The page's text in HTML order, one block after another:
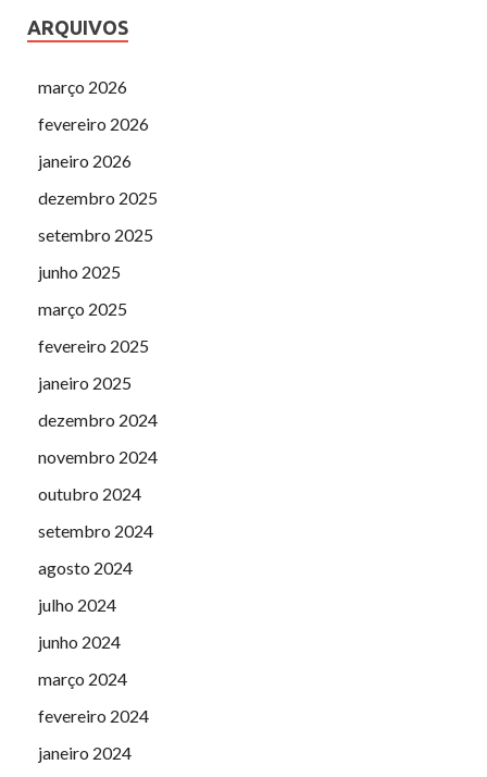
ARQUIVOS
março 2026
fevereiro 2026
janeiro 2026
dezembro 2025
setembro 2025
junho 2025
março 2025
fevereiro 2025
janeiro 2025
dezembro 2024
novembro 2024
outubro 2024
setembro 2024
agosto 2024
julho 2024
junho 2024
março 2024
fevereiro 2024
janeiro 2024